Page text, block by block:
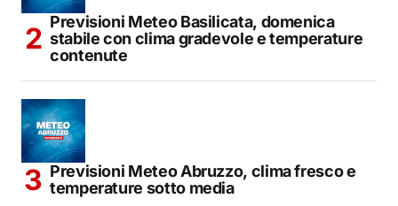
Previsioni Meteo Basilicata, domenica
stabile con clima gradevole e temperature
contenute
Previsioni Meteo Abruzzo, clima fresco e
temperature sotto media